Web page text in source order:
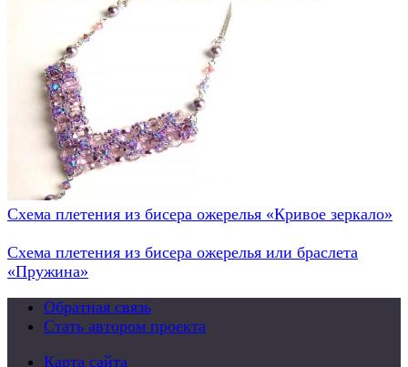
Схема плетения из бисера ожерелья «Кривое зеркало»
Схема плетения из бисера ожерелья или браслета
«Пружина»
Обратная связь
Стать автором проекта
Карта сайта